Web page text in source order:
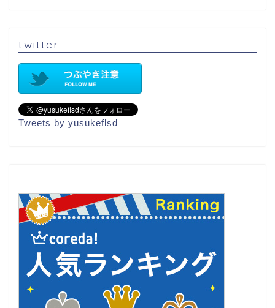
twitter
Tweets by yusukeflsd